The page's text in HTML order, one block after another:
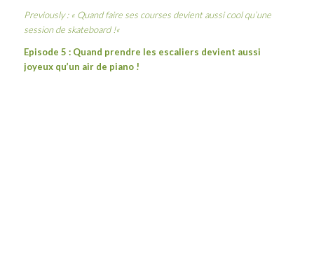
Previously : « Quand faire ses courses devient aussi cool qu’une
session de skateboard !«
Episode 5 : Quand prendre les escaliers devient aussi
joyeux qu’un air de piano !